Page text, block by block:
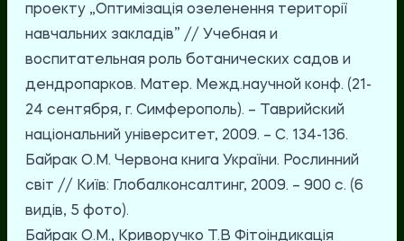
проекту „Оптимізація озеленення території
навчальних закладів” // Учебная и
воспитательная роль ботанических садов и
дендропарков. Матер. Межд.научной конф. (21-
24 сентября, г. Симферополь). – Таврийский
національний університет, 2009. – С. 134-136.
Байрак О.М. Червона книга України. Рослинний
світ // Київ: Глобалконсалтинг, 2009. – 900 с. (6
видів, 5 фото).
Байрак О.М., Криворучко Т.В Фітоіндикація